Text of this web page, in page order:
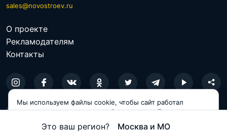
Это ваш регион? Москва и МО
sales@novostroev.ru
О проекте
Рекламодателям
Контакты
© 2026 NOVOSTROEV.RU
Политика обработки персональных данных
Мы используем файлы cookie, чтобы сайт работал
корректно и становился удобнее для вас. Продолжая